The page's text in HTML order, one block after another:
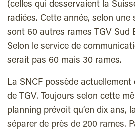
(celles qui desservaient la
radiées. Cette année, selon une
sont 60 autres rames TGV Sud
Selon le service de
serait pas 60 mais 30 rames.
La SNCF possède actuellement
de TGV. Toujours selon cette
planning prévoit qu’en dix ans,
séparer de près de 200 rames.